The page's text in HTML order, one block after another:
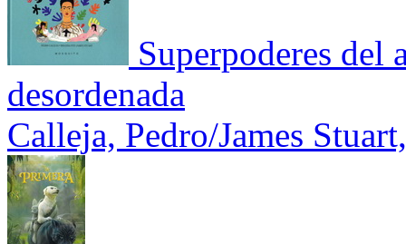
Superpoderes del
desordenada
Calleja, Pedro/James